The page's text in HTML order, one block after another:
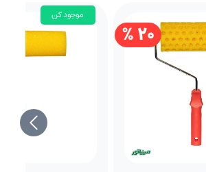
20 %
موجود کن